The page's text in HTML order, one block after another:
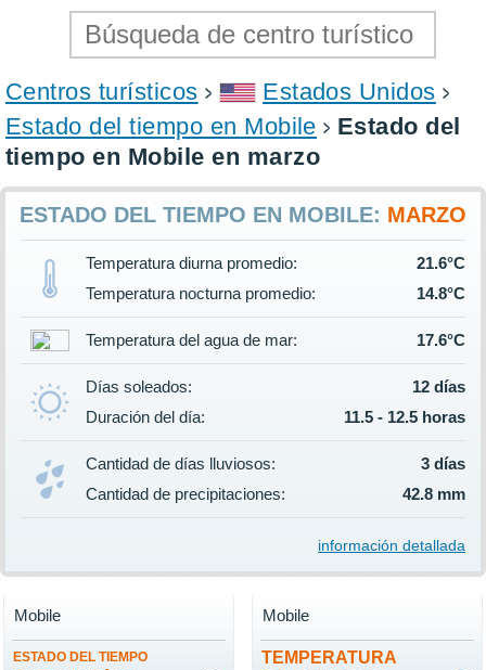
Centros turísticos
Estados Unidos
Estado del tiempo en Mobile
Estado del
tiempo en Mobile en marzo
ESTADO DEL TIEMPO EN MOBILE: MARZO
Temperatura diurna promedio:
21.6°C
Temperatura nocturna promedio:
14.8°C
Temperatura del agua de mar: 17.6°C
Días soleados:
12 días
Duración del día:
11.5 - 12.5 horas
Cantidad de días lluviosos:
3 días
Cantidad de precipitaciones:
42.8 mm
información detallada
ESTADO DEL TIEMPO
Mobile
TEMPERATURA
Mobile